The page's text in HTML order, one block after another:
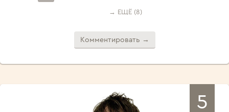
→ ЕЩЁ (8)
Комментировать →
5